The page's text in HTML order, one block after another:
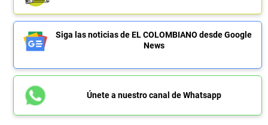
Siga las noticias de EL COLOMBIANO desde Google
News
Únete a nuestro canal de Whatsapp